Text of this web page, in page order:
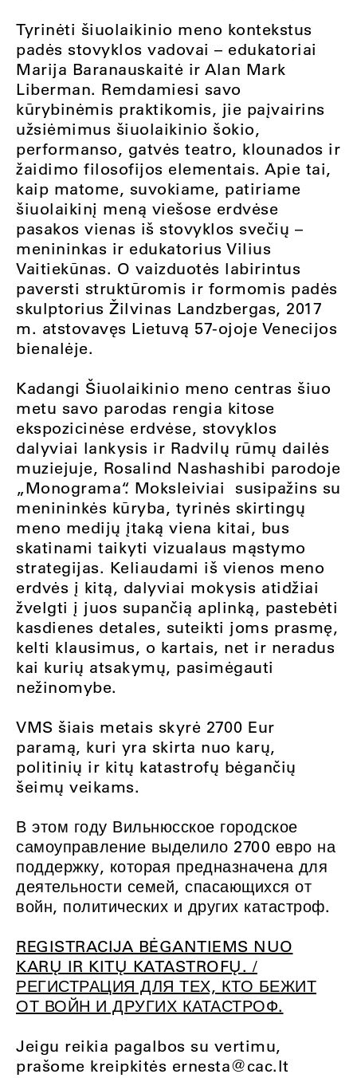
Tyrinėti šiuolaikinio meno kontekstus
padės stovyklos vadovai – edukatoriai
Marija Baranauskaitė ir Alan Mark
Liberman. Remdamiesi savo
kūrybinėmis praktikomis, jie paįvairins
užsiėmimus šiuolaikinio šokio,
performanso, gatvės teatro, klounados ir
žaidimo filosofijos elementais. Apie tai,
kaip matome, suvokiame, patiriame
šiuolaikinį meną viešose erdvėse
pasakos vienas iš stovyklos svečių –
menininkas ir edukatorius Vilius
Vaitiekūnas. O vaizduotės labirintus
paversti struktūromis ir formomis padės
skulptorius Žilvinas Landzbergas, 2017
m. atstovavęs Lietuvą 57-ojoje Venecijos
bienalėje.
Kadangi Šiuolaikinio meno centras šiuo
metu savo parodas rengia kitose
ekspozicinėse erdvėse, stovyklos
dalyviai lankysis ir Radvilų rūmų dailės
muziejuje, Rosalind Nashashibi parodoje
„Monograma“. Moksleiviai susipažins su
menininkės kūryba, tyrinės skirtingų
meno medijų įtaką viena kitai, bus
skatinami taikyti vizualaus mąstymo
strategijas. Keliaudami iš vienos meno
erdvės į kitą, dalyviai mokysis atidžiai
žvelgti į juos supančią aplinką, pastebėti
kasdienes detales, suteikti joms prasmę,
kelti klausimus, o kartais, net ir neradus
kai kurių atsakymų, pasimėgauti
nežinomybe.
VMS šiais metais skyrė 2700 Eur
paramą, kuri yra skirta nuo karų,
politinių ir kitų katastrofų bėgančių
šeimų veikams.
В этом году Вильнюсское городское
самоуправление выделило 2700 евро на
поддержку, которая предназначена для
деятельности семей, спасающихся от
войн, политических и других катастроф.
REGISTRACIJA BĖGANTIEMS NUO
KARŲ IR KITŲ KATASTROFŲ. /
РЕГИСТРАЦИЯ ДЛЯ ТЕХ, КТО БЕЖИТ
ОТ ВОЙН И ДРУГИХ КАТАСТРОФ.
Jeigu reikia pagalbos su vertimu,
prašome kreipkitės ernesta@cac.lt